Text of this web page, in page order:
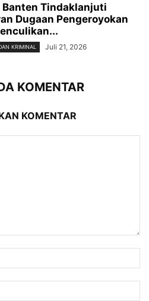
Banten Tindaklanjuti
Dugaan Pengeroyokan
KRIMINAL Juli 21, 2026
KOMENTAR
KOMENTAR